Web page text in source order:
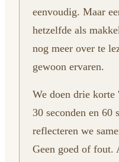
eenvoudig. Maar
hetzelfde als
nog meer over te
gewoon ervaren.
We doen drie korte
30 seconden en 60
reflecteren we
Geen goed of fout.